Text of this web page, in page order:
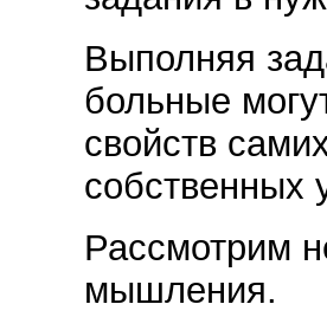
Выполняя
больные
свойств
собственных
Рассмотрим
мышления.